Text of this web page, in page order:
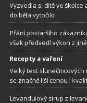
Vyzvedla si dítě ve školce
do běla vytočilo
Přání postaršího
však předvedl výkon z
Recepty a vaření
Velký test slunečnicových
se značně liší cenou i
Levandulový sirup z